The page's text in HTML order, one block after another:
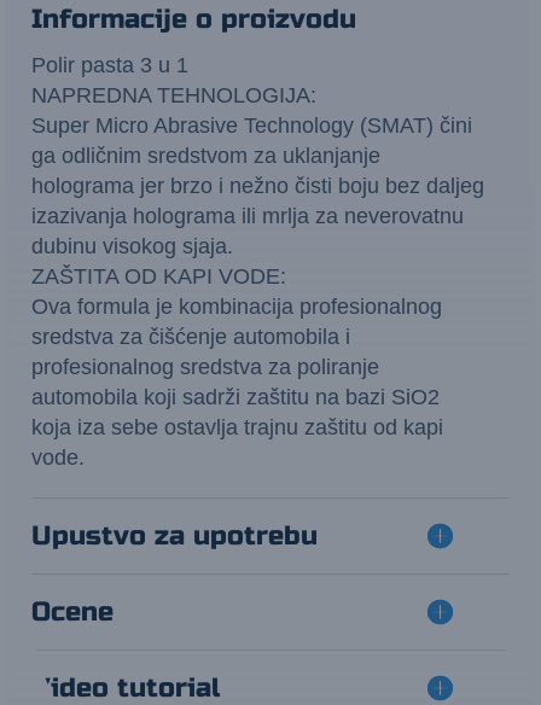
Informacije o proizvodu
Polir pasta 3 u 1
NAPREDNA TEHNOLOGIJA:
Super Micro Abrasive Technology (SMAT) čini
ga odličnim sredstvom za uklanjanje
holograma jer brzo i nežno čisti boju bez daljeg
izazivanja holograma ili mrlja za neverovatnu
dubinu visokog sjaja.
ZAŠTITA OD KAPI VODE:
Ova formula je kombinacija profesionalnog
sredstva za čišćenje automobila i
profesionalnog sredstva za poliranje
automobila koji sadrži zaštitu na bazi SiO2
koja iza sebe ostavlja trajnu zaštitu od kapi
vode.
Upustvo za upotrebu
Ocene
Video tutorial